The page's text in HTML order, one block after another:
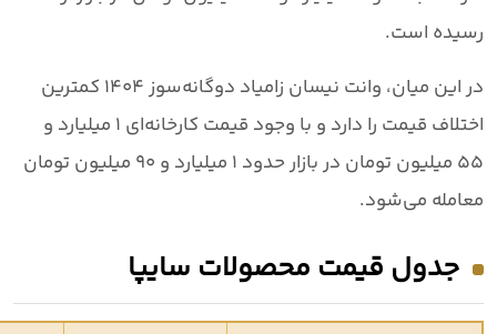
رسیده است.
در این میان، وانت نیسان زامیاد دوگانه‌سوز ۱۴۰۴
کمترین
اختلاف قیمت را دارد و با وجود قیمت کارخانه‌ای ۱ میلیارد و
۵۵ میلیون تومان
در بازار حدود ۱ میلیارد و ۹۰ میلیون تومان
معامله می‌شود.
جدول قیمت محصولات سایپا